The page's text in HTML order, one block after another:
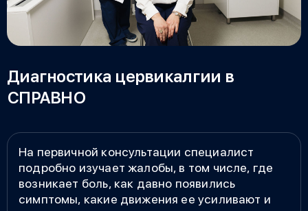
Диагностика цервикалгии в
СПРАВНО
На первичной консультации специалист
подробно изучает жалобы, в том числе, где
возникает боль, как давно появились
симптомы, какие движения ее усиливают и